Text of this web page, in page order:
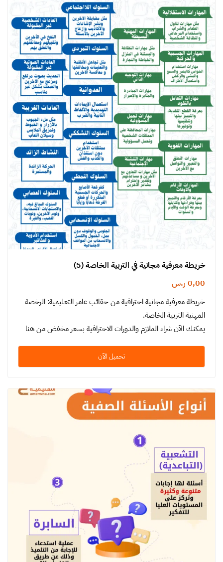
خريطة معرفية مجانية في التربية الخاصة (5)
0,00 ر.س
خريطة معرفية مجانية احترافية من حقائب عامر التعليمية: الرخصة
المهنية التربية الخاصة.
يمكنك الآن شراء الملازم والدورات الاحترافية بسعر مخفض من هنا
تحميل الآن